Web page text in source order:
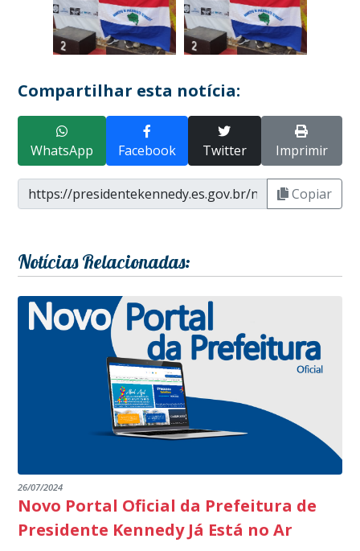
Compartilhar esta notícia:
WhatsApp Facebook Twitter Imprimir
Copiar
Notícias Relacionadas:
26/07/2024
Novo Portal Oficial da Prefeitura de
Presidente Kennedy Já Está no Ar